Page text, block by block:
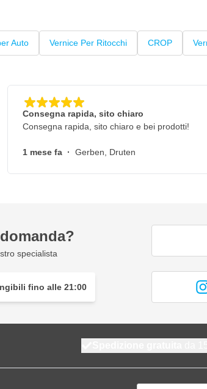
Auto Vernice Per Ritocchi CROP
Consegna rapida, sito chiaro
Consegna rapida, sito chiaro e bei prodotti!
1 mese fa · Gerben, Druten
specialista
fino alle 21:00